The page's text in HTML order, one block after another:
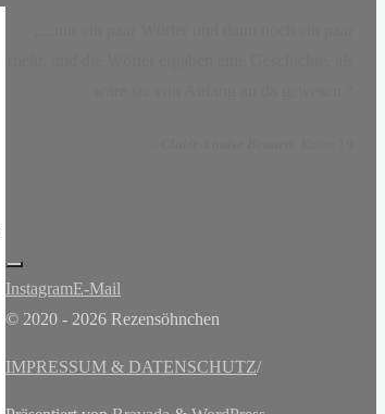
InstagramE-Mail
© 2020 - 2026 Rezensöhnchen
IMPRESSUM & DATENSCHUTZ/